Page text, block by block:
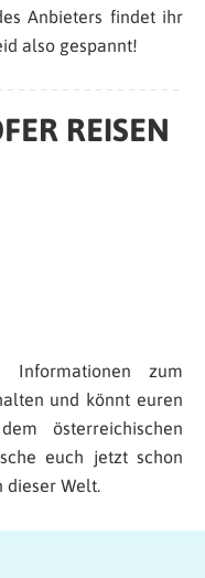
Anbieters findet ihr
also gespannt!
REISEN
zum
und könnt euren
österreichischen
euch jetzt schon
dieser Welt.